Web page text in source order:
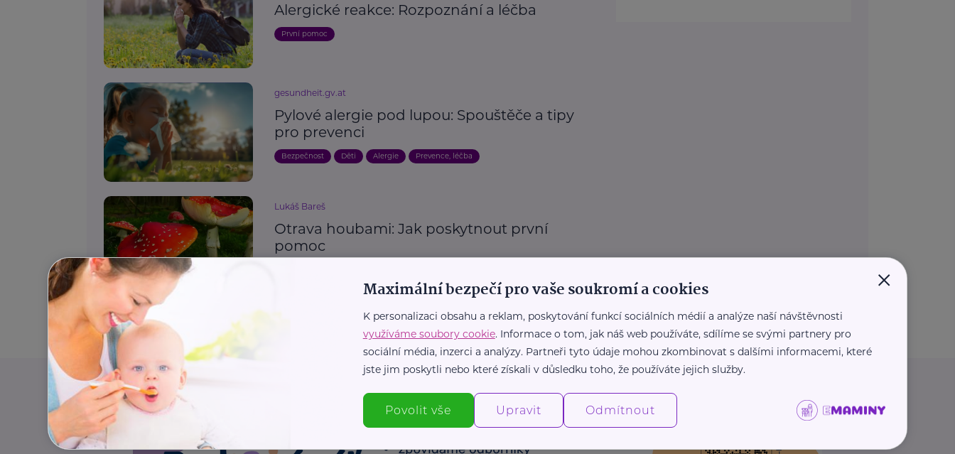
Alergické reakce: Rozpoznání a léčba
První pomoc
gesundheit.gv.at
Pylové alergie pod lupou: Spouštěče a tipy
pro prevenci
Bezpečnost Děti Alergie Prevence, léčba
Lukáš Bareš
Otrava houbami: Jak poskytnout první
pomoc
Další články
×
Maximální bezpečí pro vaše soukromí a cookies
K personalizaci obsahu a reklam, poskytování funkcí sociálních médií a analýze naší návštěvnosti
využíváme soubory cookie. Informace o tom, jak náš web používáte, sdílíme se svými partnery pro
sociální média, inzerci a analýzy. Partneři tyto údaje mohou zkombinovat s dalšími informacemi, které
jste jim poskytli nebo které získali v důsledku toho, že používáte jejich služby.
Povolit vše Upravit Odmítnout